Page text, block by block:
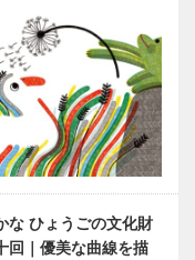
な ひょうごの文化財
回｜優美な曲線を描